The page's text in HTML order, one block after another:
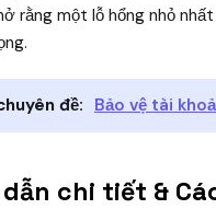
rằng một lỗ hổng nhỏ
đề: Bảo vệ tài
dẫn chi tiết &